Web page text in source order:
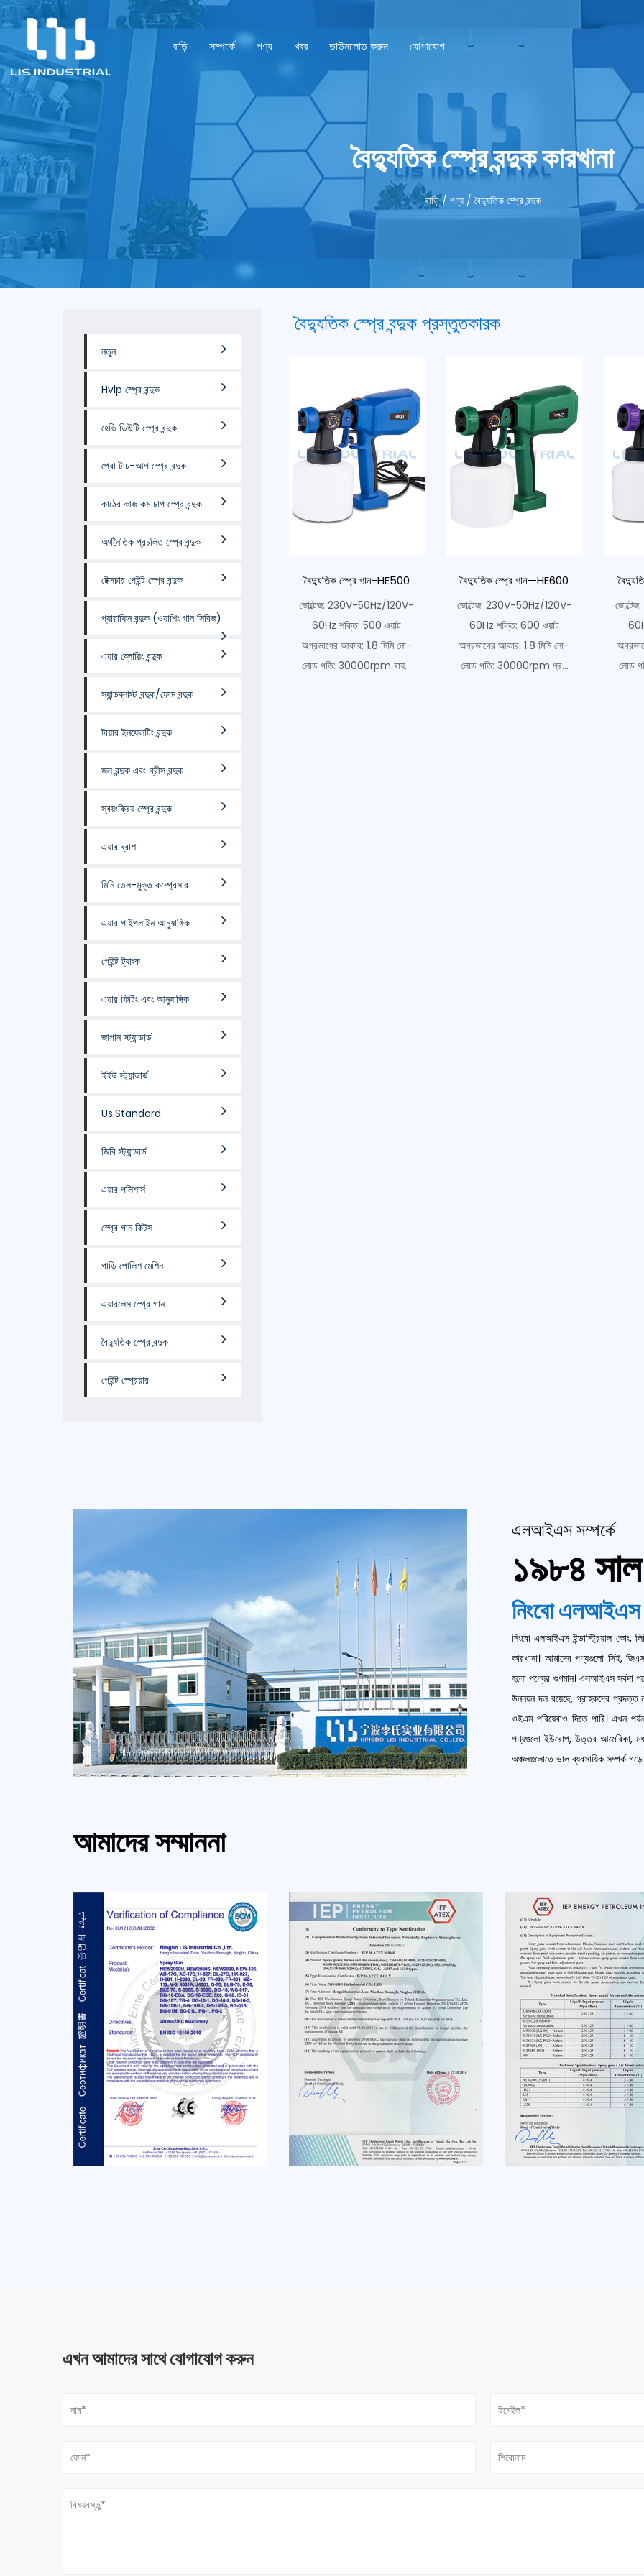
বাড়ি সম্পর্কে পণ্য খবর ডাউনলোড করুন যোগাযোগ
বৈদ্যুতিক স্প্রে বন্দুক কারখানা
বাড়ি/ পণ্য /বৈদ্যুতিক স্প্রে বন্দুক
নতুন
Hvlp স্প্রে বন্দুক
হেভি ডিউটি ​​স্প্রে বন্দুক
প্রো টাচ-আপ স্প্রে বন্দুক
কাঠের কাজ কম চাপ স্প্রে বন্দুক
অর্থনৈতিক প্রচলিত স্প্রে বন্দুক
টেক্সচার পেইন্ট স্প্রে বন্দুক
প্যারাফিন বন্দুক (ওয়াশিং গান সিরিজ)
এয়ার ব্লোয়িং বন্দুক
স্যান্ডব্লাস্ট বন্দুক/ফোম বন্দুক
টায়ার ইনফ্লেটিং বন্দুক
জল বন্দুক এবং গ্রীস বন্দুক
স্বয়ংক্রিয় স্প্রে বন্দুক
এয়ার ব্রাশ
মিনি তেল-মুক্ত কম্প্রেসার
এয়ার পাইপলাইন আনুষাঙ্গিক
পেইন্ট ট্যাংক
এয়ার ফিটিং এবং আনুষাঙ্গিক
জাপান স্ট্যান্ডার্ড
ইইউ স্ট্যান্ডার্ড
Us.Standard
জিবি স্ট্যান্ডার্ড
এয়ার পলিশার্স
স্প্রে গান কিটস
গাড়ি পোলিশ মেশিন
এয়ারলেস স্প্রে গান
বৈদ্যুতিক স্প্রে বন্দুক
পেইন্ট স্প্রেয়ার
বৈদ্যুতিক স্প্রে বন্দুক প্রস্তুতকারক
বৈদ্যুতিক স্প্রে গান-HE500
ভোল্টেজ: 230V-50Hz/120V-
60Hz শক্তি: 500 ওয়াট
অগ্রভাগের আকার: 1.8 মিমি নো-
লোড গতি: 30000rpm বায...
বৈদ্যুতিক স্প্রে গান—HE600
ভোল্টেজ: 230V-50Hz/120V-
60Hz শক্তি: 600 ওয়াট
অগ্রভাগের আকার: 1.8 মিমি নো-
লোড গতি: 30000rpm প্র...
লোড
এলআইএস সম্পর্কে
১৯৮৪
নিংবো এলআইএস
নিংবো এলআইএস ইন্ডাস্ট্রিয়াল কোং,
কারখানা। আমাদের পণ্যগুলো সিই, জিএস
হলো পণ্যের গুণমান। এলআইএস সর্বদা
উন্নয়ন দল রয়েছে, গ্রাহকদের প্রদত্ত
ওইএম পরিষেবাও দিতে পারি। এখন
পণ্যগুলো ইউরোপ, উত্তর আমেরিকা,
অঞ্চলগুলোতে ভাল ব্যবসায়িক সম্পর্ক
আমাদের সম্মাননা
এখন আমাদের সাথে যোগাযোগ করুন